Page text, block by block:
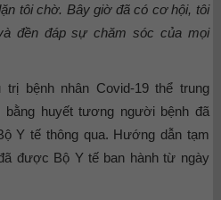
tôi chờ. Bây giờ đã có cơ hội, tôi
đền đáp sự chăm sóc của mọi
bệnh nhân Covid-19 thể trung
bằng huyết tương người bệnh đã
Y tế thông qua. Hướng dẫn tạm
được Bộ Y tế ban hành từ ngày